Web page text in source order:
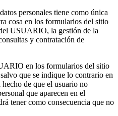
personales tiene como única
cosa en los formularios del sitio
USUARIO, la gestión de la
y contratación de
en los formularios del sitio
que se indique lo contrario en
de que el usuario no
que aparecen en el
tener como consecuencia que no